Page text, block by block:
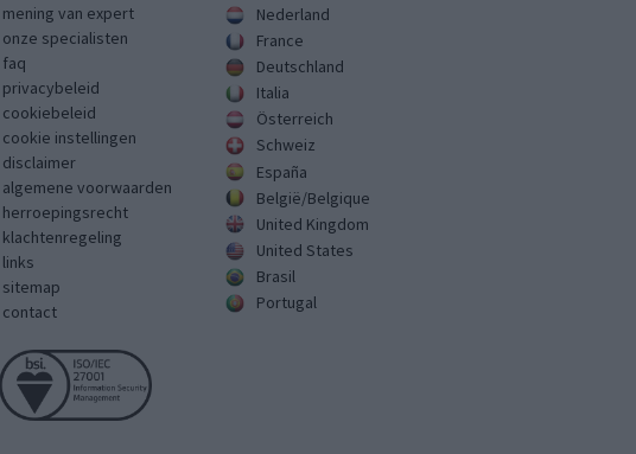
mening van expert
onze specialisten
faq
privacybeleid
cookiebeleid
cookie instellingen
disclaimer
algemene voorwaarden
herroepingsrecht
klachtenregeling
links
sitemap
contact
Nederland
France
Deutschland
Italia
Österreich
Schweiz
España
België/Belgique
United Kingdom
United States
Brasil
Portugal